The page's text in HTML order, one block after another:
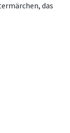
das